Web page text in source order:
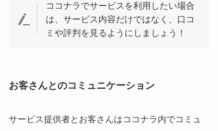
ココナラでサービスを利用したい場合
は、サービス内容だけではなく、口コ
ミや評判を見るようにしましょう！
お客さんとのコミュニケーション
サービス提供者とお客さんはココナラ内でコミュ